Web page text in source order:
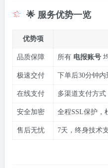
🌟 服务优势一览
优势项
品质保障 所有 电报账号
极速交付 下单后30分钟
在线支付 多渠道支付方
安全加密 全程SSL保护，
售后无忧 7天，终身技术